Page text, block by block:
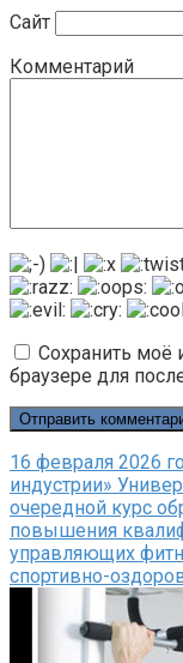
Сайт
Комментарий
Сохранить моё
браузере для
16 февраля 2026
индустрии»
очередной курс
повышения
управляющих
спортивно-